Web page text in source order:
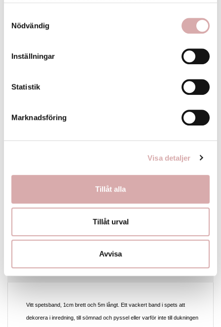
Nödvändig
Inställningar
Statistik
Marknadsföring
Visa detaljer
Tillåt alla
Tillåt urval
Avvisa
KÖP NU
BESKRIVNING
PRODUKTDETALJER
Vitt spetsband, 1cm brett och 5m långt. Ett vackert band i spets att
dekorera i inredning, till sömnad och pyssel eller varför inte till dukningen